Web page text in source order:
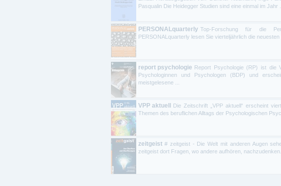
Pasqualin Die Heidegger Studien sind eine einmal im Jahr ...
PERSONALquarterly Top-Forschung für die
PERSONALquarterly lesen Sie vierteljährlich die
report psychologie Report Psychologie (RP) ist die
Psychologinnen und Psychologen (BDP) und
meistgelesene ...
VPP aktuell Die Zeitschrift „VPP aktuell“ erscheint
Themen des beruflichen Alltags der Psychologischen
zeitgeist # zeitgeist - Die Welt mit anderen Augen
zeitgeist dort Fragen, wo andere aufhören,